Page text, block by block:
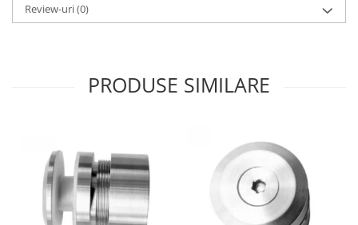
Mana curenta profil U balustrada
sticla
Balcon frantuzesc
Cleme montanti balustrada
Cabluri si componente montanti
balustrada
Mana curenta perete
Review-uri(0)
PRODUSE SIMILARE